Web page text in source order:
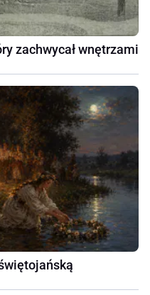
zachwycał wnętrzami